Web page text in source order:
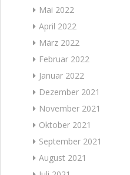
Mai 2022
April 2022
März 2022
Februar 2022
Januar 2022
Dezember 2021
November 2021
Oktober 2021
September 2021
August 2021